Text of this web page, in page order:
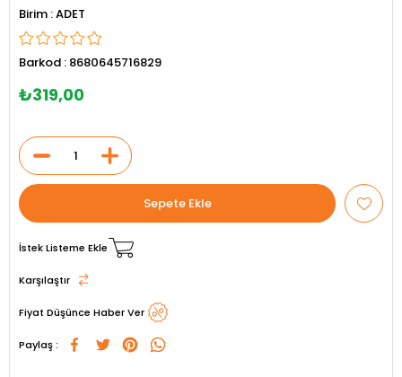
ADET
Barkod : 8680645716829
₺319,00
İstek Listeme Ekle
Karşılaştır
Fiyat Düşünce Haber Ver
Paylaş :